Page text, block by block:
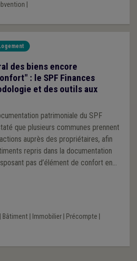
des biens encore
: le SPF Finances
et des outils aux
patrimoniale du SPF
que plusieurs communes prennent
auprès des propriétaires, afin
repris dans la documentation
pas d’élément de confort en
Bâtiment| Immobilier| Précompte